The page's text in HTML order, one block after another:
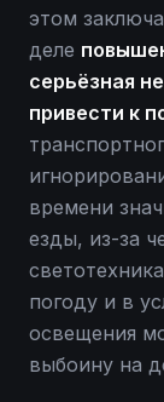
этом
деле
серьёзная
привести к
времени
езды, из-за
погоду и в
освещения
выбоину на